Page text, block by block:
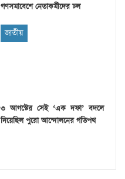
গণসমাবেশে নেতাকর্মীদের ঢল
জাতীয়
৩ আগস্টের সেই ‘এক দফা’ বদলে
দিয়েছিল পুরো আন্দোলনের গতিপথ